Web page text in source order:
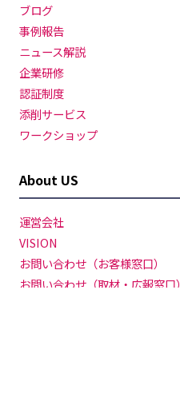
ブログ
事例報告
ニュース解説
企業研修
認証制度
添削サービス
ワークショップ
About US
運営会社
VISION
お問い合わせ（お客様窓口）
お問い合わせ（取材・広報窓口）